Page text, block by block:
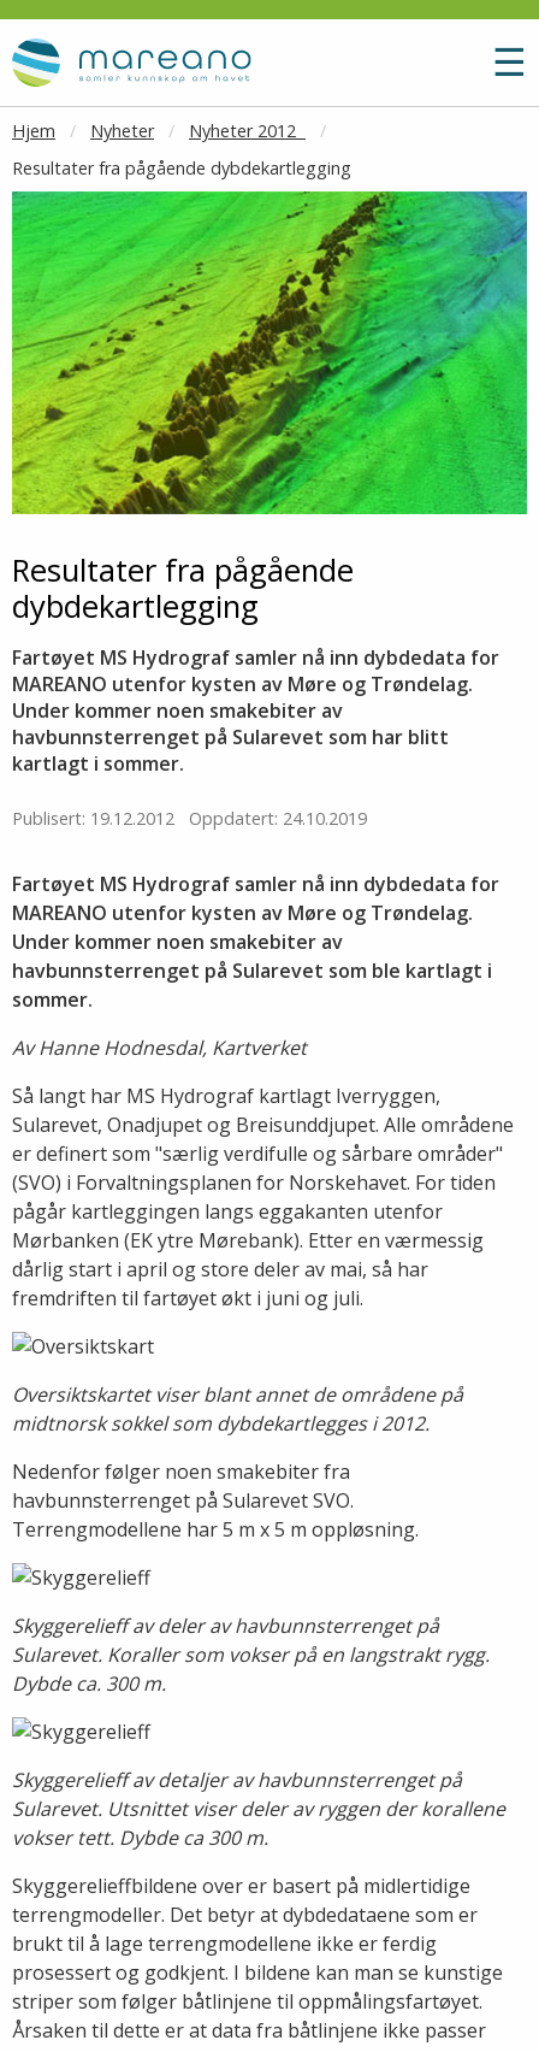
Gå til hovedinnhold
☰
Hjem Nyheter
Nyheter 2012
Resultater fra pågående dybdekartlegging
Resultater fra pågående
dybdekartlegging
Fartøyet MS Hydrograf samler nå inn dybdedata for
MAREANO utenfor kysten av Møre og Trøndelag.
Under kommer noen smakebiter av
havbunnsterrenget på Sularevet som har blitt
kartlagt i sommer.
Publisert: 19.12.2012 Oppdatert: 24.10.2019
Fartøyet MS Hydrograf samler nå inn dybdedata for
MAREANO utenfor kysten av Møre og Trøndelag.
Under kommer noen smakebiter av
havbunnsterrenget på Sularevet som ble kartlagt i
sommer.
Av Hanne Hodnesdal, Kartverket
Så langt har MS Hydrograf kartlagt Iverryggen,
Sularevet, Onadjupet og Breisunddjupet. Alle områdene
er definert som "særlig verdifulle og sårbare områder"
(SVO) i Forvaltningsplanen for Norskehavet. For tiden
pågår kartleggingen langs eggakanten utenfor
Mørbanken (EK ytre Mørebank). Etter en værmessig
dårlig start i april og store deler av mai, så har
fremdriften til fartøyet økt i juni og juli.
Oversiktskartet viser blant annet de områdene på
midtnorsk sokkel som dybdekartlegges i 2012.
Nedenfor følger noen smakebiter fra
havbunnsterrenget på Sularevet SVO.
Terrengmodellene har 5 m x 5 m oppløsning.
Skyggerelieff av deler av havbunnsterrenget på
Sularevet. Koraller som vokser på en langstrakt rygg.
Dybde ca. 300 m.
Skyggerelieff av detaljer av havbunnsterrenget på
Sularevet. Utsnittet viser deler av ryggen der korallene
vokser tett. Dybde ca 300 m.
Skyggerelieffbildene over er basert på midlertidige
terrengmodeller. Det betyr at dybdedataene som er
brukt til å lage terrengmodellene ikke er ferdig
prosessert og godkjent. I bildene kan man se kunstige
striper som følger båtlinjene til oppmålingsfartøyet.
Årsaken til dette er at data fra båtlinjene ikke passer